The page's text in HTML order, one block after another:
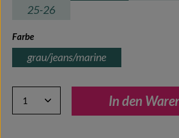
25-26
Farbeauswählen
grau/jeans/marine
Produkt Anzahl: Gib denIn den